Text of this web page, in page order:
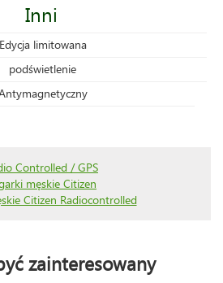
Inni
Edycja limitowana
podświetlenie
Controlled / GPS
męskie Citizen
Citizen Radiocontrolled
zainteresowany